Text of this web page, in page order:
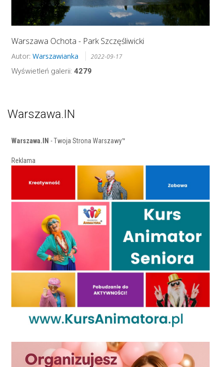
Warszawa Ochota - Park Szczęśliwicki
Autor: Warszawianka 2022-09-17
Wyświetleń galerii: 4279
Warszawa.IN
Warszawa.IN - Twoja Strona Warszawy™
Reklama